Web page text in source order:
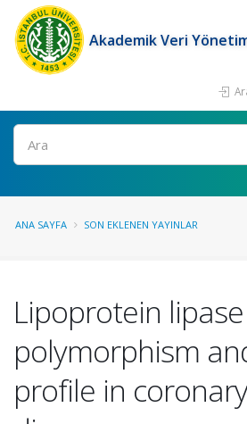
Akademik Veri
Ara
ANA SAYFA SON EKLENEN YAYINLAR
Lipoprotein
polymorphism
profile in